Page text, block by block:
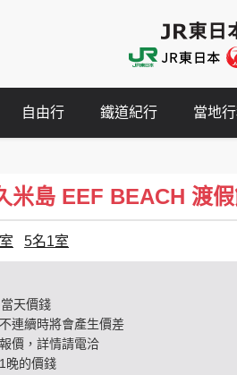
自由行 鐵道紀行 當地
米島 EEF BEACH 渡
5名1室
天價錢
連續時將會產生價差
價，詳情請電洽
晚的價錢